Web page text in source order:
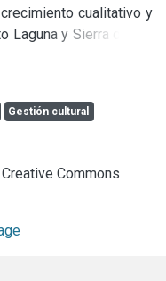
cualitativo y
Laguna y Sierra de los
naturales de mayor
cultural y natural. Se
encuentra dentro del
una reconsideración
considerar el análisis
de que dispone la
es preciso analizar la
además, los
Gestión cultural
Commons